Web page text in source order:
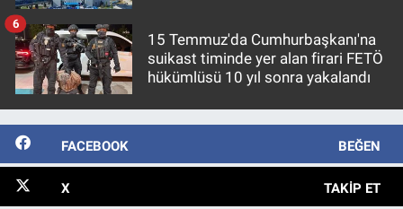
15 Temmuz'da Cumhurbaşkanı'na
suikast timinde yer alan firari FETÖ
hükümlüsü 10 yıl sonra yakalandı
6
FACEBOOK BEĞEN
X TAKIP ET